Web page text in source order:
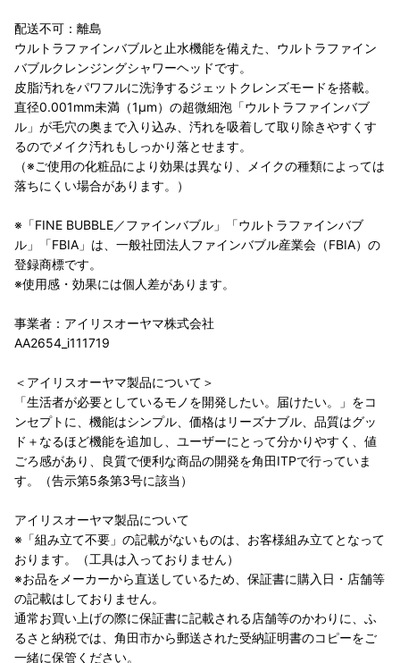
配送不可：離島
ウルトラファインバブルと止水機能を備えた、ウルトラファイン
バブルクレンジングシャワーヘッドです。
皮脂汚れをパワフルに洗浄するジェットクレンズモードを搭載。
直径0.001mm未満（1μm）の超微細泡「ウルトラファインバブ
ル」が毛穴の奥まで入り込み、汚れを吸着して取り除きやすくす
るのでメイク汚れもしっかり落とせます。
（※ご使用の化粧品により効果は異なり、メイクの種類によっては
落ちにくい場合があります。）
※「FINE BUBBLE／ファインバブル」「ウルトラファインバブ
ル」「FBIA」は、一般社団法人ファインバブル産業会（FBIA）の
登録商標です。
※使用感・効果には個人差があります。
事業者：アイリスオーヤマ株式会社
AA2654_i111719
＜アイリスオーヤマ製品について＞
「生活者が必要としているモノを開発したい。届けたい。」をコ
ンセプトに、機能はシンプル、価格はリーズナブル、品質はグッ
ド＋なるほど機能を追加し、ユーザーにとって分かりやすく、値
ごろ感があり、良質で便利な商品の開発を角田ITPで行っていま
す。（告示第5条第3号に該当）
アイリスオーヤマ製品について
※「組み立て不要」の記載がないものは、お客様組み立てとなって
おります。（工具は入っておりません）
※お品をメーカーから直送しているため、保証書に購入日・店舗等
の記載はしておりません。
通常お買い上げの際に保証書に記載される店舗等のかわりに、ふ
るさと納税では、角田市から郵送された受納証明書のコピーをご
一緒に保管ください。